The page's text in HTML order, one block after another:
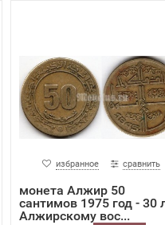
избранное сравнить
монета Алжир 50
сантимов 1975 год - 30
Алжирскому вос...